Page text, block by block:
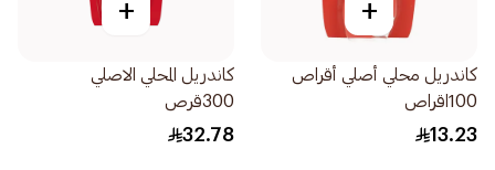
+
كاندريل محلي أصلي أقراص
100اقراص
13.23
+
كاندريل المحلي الاصلي
300قرص
32.78